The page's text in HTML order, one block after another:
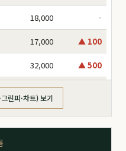
18,000 -
17,000 ▲ 100
32,000 ▲ 500
16,000
17,500
린피·차트) 보기